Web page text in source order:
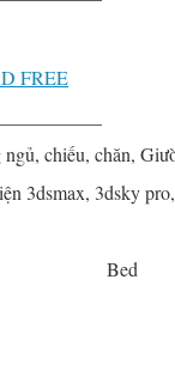
FREE
chiếu, chăn,
3dsmax, 3dsky
Bed